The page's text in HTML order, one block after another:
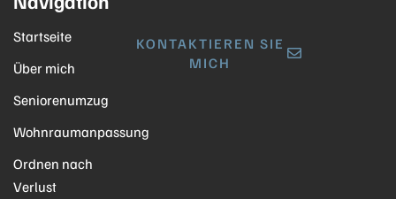
KONTAKTIEREN SIE
MICH
Startseite
Über mich
Seniorenumzug
Wohnraumanpassung
Ordnen nach
Verlust